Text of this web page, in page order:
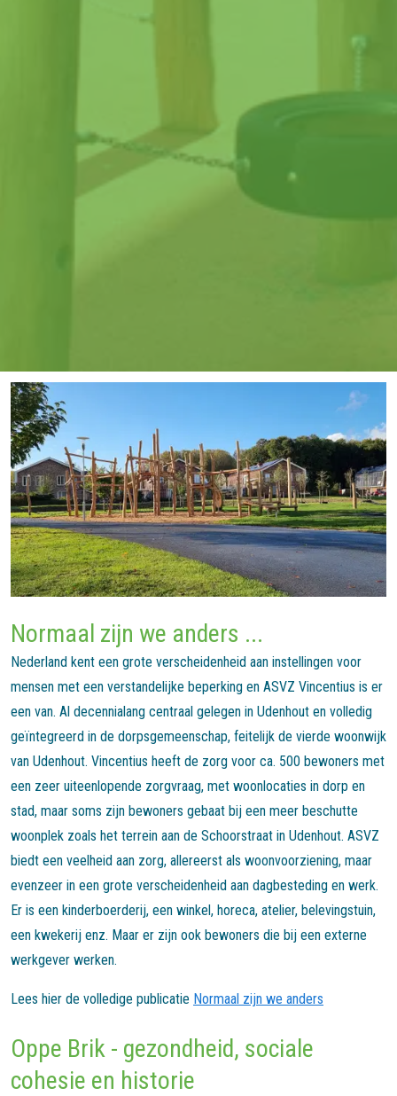
Normaal zijn we anders ...
Nederland kent een grote verscheidenheid aan instellingen voor
mensen met een verstandelijke beperking en ASVZ Vincentius is er
een van. Al decennialang centraal gelegen in Udenhout en volledig
geïntegreerd in de dorpsgemeenschap, feitelijk de vierde woonwijk
van Udenhout. Vincentius heeft de zorg voor ca. 500 bewoners met
een zeer uiteenlopende zorgvraag, met woonlocaties in dorp en
stad, maar soms zijn bewoners gebaat bij een meer beschutte
woonplek zoals het terrein aan de Schoorstraat in Udenhout. ASVZ
biedt een veelheid aan zorg, allereerst als woonvoorziening, maar
evenzeer in een grote verscheidenheid aan dagbesteding en werk.
Er is een kinderboerderij, een winkel, horeca, atelier, belevingstuin,
een kwekerij enz. Maar er zijn ook bewoners die bij een externe
werkgever werken.
Lees hier de volledige publicatie Normaal zijn we anders
Oppe Brik - gezondheid, sociale
cohesie en historie